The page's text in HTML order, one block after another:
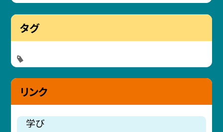
タグ
リンク
学び